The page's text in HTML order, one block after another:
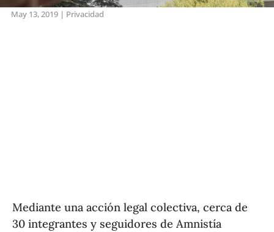
May 13, 2019| Privacidad
Mediante una acción legal colectiva, cerca de
30 integrantes y seguidores de Amnistía